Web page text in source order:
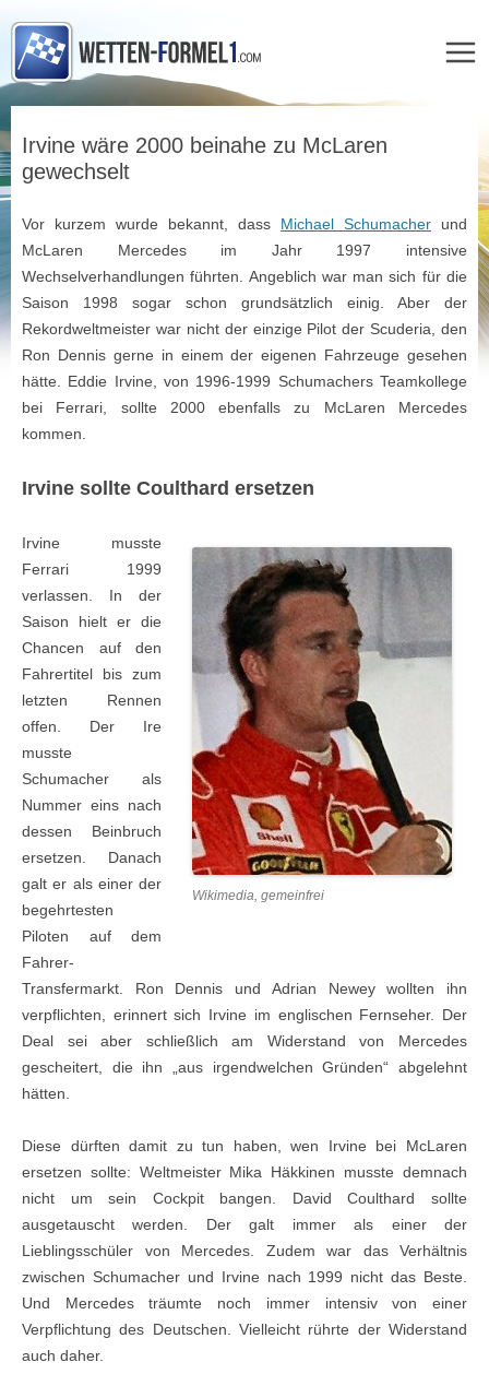
springen
Irvine wäre 2000 beinahe zu McLaren
gewechselt
Vor kurzem wurde bekannt, dass Michael Schumacher und
McLaren Mercedes im Jahr 1997 intensive
Wechselverhandlungen führten. Angeblich war man sich für die
Saison 1998 sogar schon grundsätzlich einig. Aber der
Rekordweltmeister war nicht der einzige Pilot der Scuderia, den
Ron Dennis gerne in einem der eigenen Fahrzeuge gesehen
hätte. Eddie Irvine, von 1996-1999 Schumachers Teamkollege
bei Ferrari, sollte 2000 ebenfalls zu McLaren Mercedes
kommen.
Irvine sollte Coulthard ersetzen
Wikimedia, gemeinfrei
Irvine musste
Ferrari 1999
verlassen. In der
Saison hielt er die
Chancen auf den
Fahrertitel bis zum
letzten Rennen
offen. Der Ire
musste
Schumacher als
Nummer eins nach
dessen Beinbruch
ersetzen. Danach
galt er als einer der
begehrtesten
Piloten auf dem
Fahrer-
Transfermarkt. Ron Dennis und Adrian Newey wollten ihn
verpflichten, erinnert sich Irvine im englischen Fernseher. Der
Deal sei aber schließlich am Widerstand von Mercedes
gescheitert, die ihn „aus irgendwelchen Gründen“ abgelehnt
hätten.
Diese dürften damit zu tun haben, wen Irvine bei McLaren
ersetzen sollte: Weltmeister Mika Häkkinen musste demnach
nicht um sein Cockpit bangen. David Coulthard sollte
ausgetauscht werden. Der galt immer als einer der
Lieblingsschüler von Mercedes. Zudem war das Verhältnis
zwischen Schumacher und Irvine nach 1999 nicht das Beste.
Und Mercedes träumte noch immer intensiv von einer
Verpflichtung des Deutschen. Vielleicht rührte der Widerstand
auch daher.